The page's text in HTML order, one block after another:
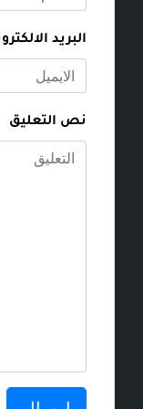
البريد
نص التعليق